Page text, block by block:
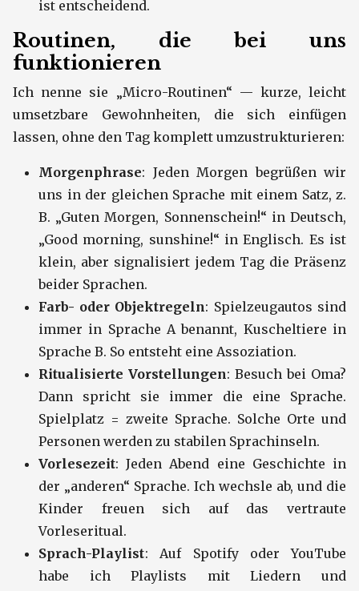
ist entscheidend.
Routinen, die bei uns
funktionieren
Ich nenne sie „Micro-Routinen“ — kurze, leicht
umsetzbare Gewohnheiten, die sich einfügen
lassen, ohne den Tag komplett umzustrukturieren:
Morgenphrase: Jeden Morgen begrüßen wir
uns in der gleichen Sprache mit einem Satz, z.
B. „Guten Morgen, Sonnenschein!“ in Deutsch,
„Good morning, sunshine!“ in Englisch. Es ist
klein, aber signalisiert jedem Tag die Präsenz
beider Sprachen.
Farb- oder Objektregeln: Spielzeugautos sind
immer in Sprache A benannt, Kuscheltiere in
Sprache B. So entsteht eine Assoziation.
Ritualisierte Vorstellungen: Besuch bei Oma?
Dann spricht sie immer die eine Sprache.
Spielplatz = zweite Sprache. Solche Orte und
Personen werden zu stabilen Sprachinseln.
Vorlesezeit: Jeden Abend eine Geschichte in
der „anderen“ Sprache. Ich wechsle ab, und die
Kinder freuen sich auf das vertraute
Vorleseritual.
Sprach-Playlist: Auf Spotify oder YouTube
habe ich Playlists mit Liedern und